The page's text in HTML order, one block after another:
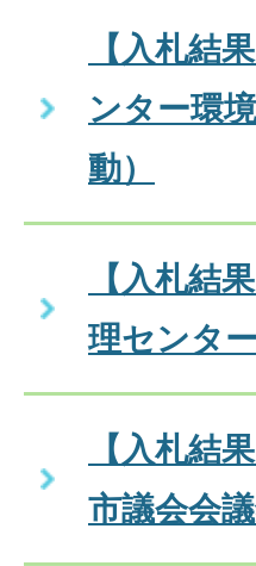
【入札結
ンター環
動）
【入札結
理センタ
【入札
市議会会